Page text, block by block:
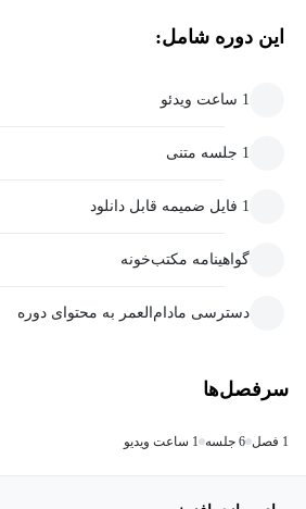
این دوره شامل:
1 ساعت ویدئو
1 جلسه متنی
1 فایل ضمیمه قابل دانلود
گواهینامه مکتب‌خونه
دسترسی مادام‌العمر به محتوای دوره
سرفصل‌ها
1 فصل 6 جلسه 1 ساعت ویدیو